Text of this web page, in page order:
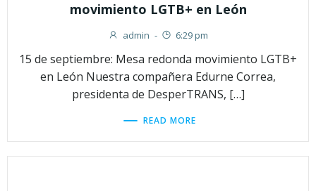
movimiento LGTB+ en León
admin - 6:29 pm
15 de septiembre: Mesa redonda movimiento LGTB+
en León Nuestra compañera Edurne Correa,
presidenta de DesperTRANS, […]
READ MORE